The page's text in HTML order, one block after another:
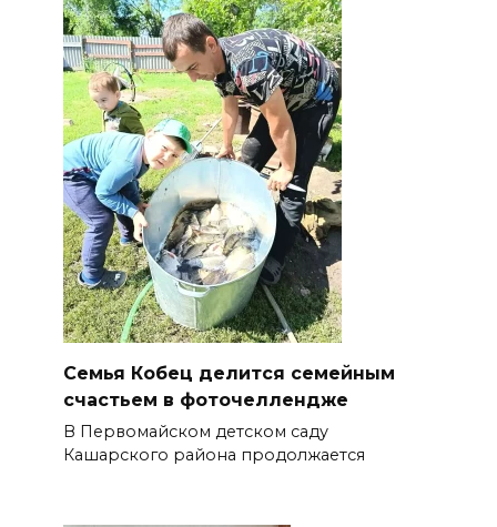
Семья Кобец делится семейным
счастьем в фоточеллендже
В Первомайском детском саду
Кашарского района продолжается